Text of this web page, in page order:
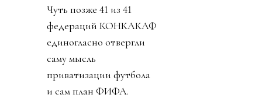
Чуть позже 41 из 41
федераций КОНКАКАФ
единогласно отвергли
саму мысль
приватизации футбола
и сам план ФИФА.